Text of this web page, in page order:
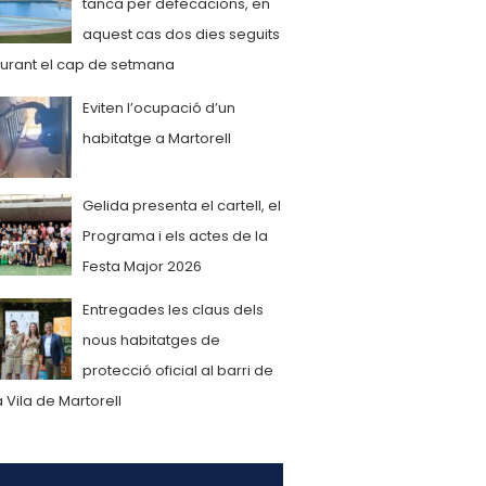
aquest cas dos dies seguits
el cap de setmana
Eviten l’ocupació d’un
habitatge a Martorell
Gelida presenta el cartell, el
Programa i els actes de la
Festa Major 2026
Entregades les claus dels
nous habitatges de
protecció oficial al barri de
Vila de Martorell